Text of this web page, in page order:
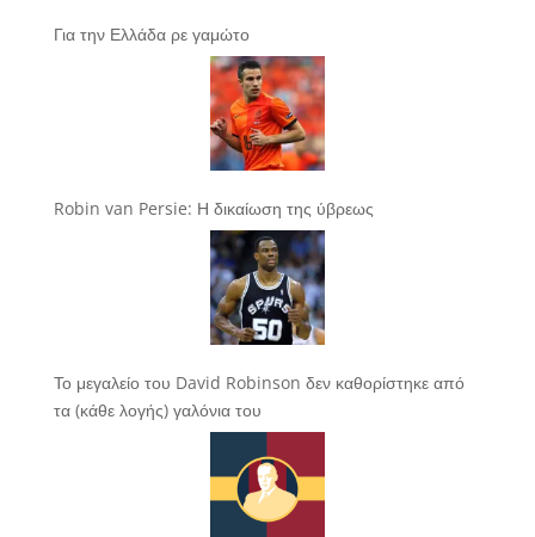
Για την Ελλάδα ρε γαμώτο
Robin van Persie: Η δικαίωση της ύβρεως
Το μεγαλείο του David Robinson δεν καθορίστηκε από
τα (κάθε λογής) γαλόνια του